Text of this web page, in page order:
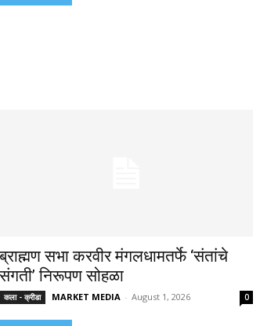
ब्राह्मण सभा करवीर मंगलधामतर्फे ‘संतांचे
संगती’ निरूपण सोहळा
कला - क्रीडा MARKET MEDIA - August 1, 2026 0